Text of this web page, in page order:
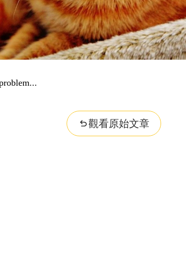
觀看原始文章